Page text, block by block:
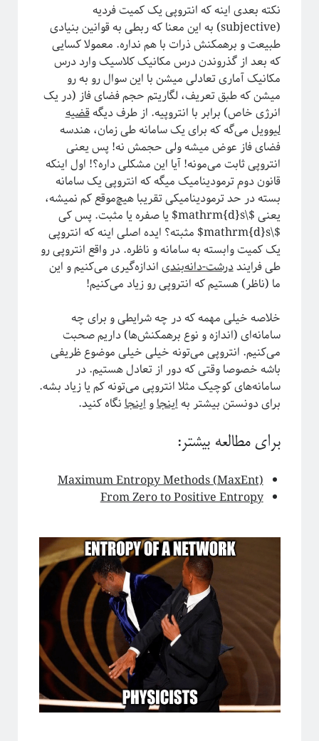
پشت‌پرده نجوم
دوره «مقدمه‌ای بر بازبهنجارش»
نکته بعدی اینه که انتروپی یک کمیت فردیه
(subjective) به این معنا که ربطی به قوانین بنیادی
طبیعت و برهمکنش ذرات با هم نداره. معمولا کسایی
که بعد از گذروندن درس مکانیک کلاسیک وارد درس
مکانیک آماری تعادلی میشن با این سوال رو به رو
میشن که طبق تعریف، لگاریتم حجم فضای فاز (در یک
انرژی خاص) برابر با انتروپیه. از طرف دیگهقضیه
لیوویلمی‌گه که برای یک سامانه طی زمان، هندسه
فضای فاز عوض میشه ولی حجمش نه! پس یعنی
انتروپی ثابت می‌مونه! آیا این مشکلی داره؟! اول اینکه
قانون دوم ترمودینامیک میگه که انتروپی یک سامانه
بسته در حد ترمودینامیکی تقریبا هیچ‌موقع کم نمیشه،
یعنی $\mathrm{d}s$ یا صفره یا مثبت. پس کی
$\mathrm{d}s$ مثبته؟ ایده اصلی اینه که انتروپی
یک کمیت وابسته به سامانه و ناظره. در واقع انتروپی رو
طی فراینددرشت‌-دانه‌‌بندیاندازه‌گیری می‌کنیم و این
ما (ناظر) هستیم که انتروپی رو زیاد می‌کنیم!
خلاصه خیلی مهمه که در چه شرایطی و برای چه
سامانه‌ای (اندازه و نوع برهمکنش‌ها) داریم صحبت
می‌کنیم. انتروپی می‌تونه خیلی خیلی موضوع ظریفی
باشه خصوصا وقتی که دور از تعادل هستیم. در
سامانه‌های کوچیک مثلا انتروپی می‌تونه کم یا زیاد بشه.
برای دونستن بیشتر بهاینجاواینجانگاه کنید.
برای مطالعه بیشتر:
Maximum Entropy Methods (MaxEnt)
From Zero to Positive Entropy